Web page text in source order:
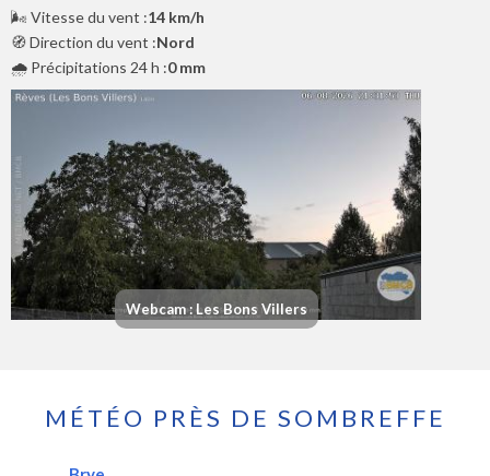
🌬️ Vitesse du vent :14 km/h
🧭 Direction du vent :Nord
🌧️ Précipitations 24 h :0 mm
Webcam : Les Bons Villers
MÉTÉO PRÈS DE SOMBREFFE